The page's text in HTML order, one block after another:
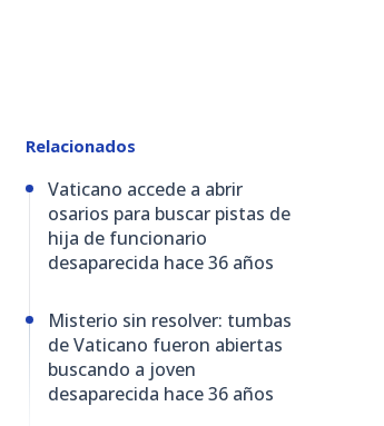
Relacionados
Vaticano accede a abrir
osarios para buscar pistas de
hija de funcionario
desaparecida hace 36 años
Misterio sin resolver: tumbas
de Vaticano fueron abiertas
buscando a joven
desaparecida hace 36 años